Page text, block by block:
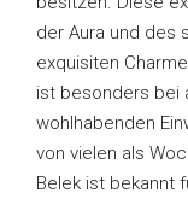
der Aura und des
exquisiten
ist besonders bei
wohlhabenden
von vielen als
Belek ist bekannt